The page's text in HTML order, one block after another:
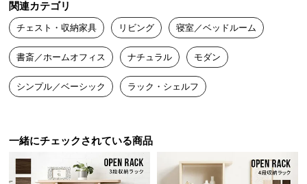
送
料
つ
い
て
型
品
関連カテゴリ
チェスト・収納家具 リビング 寝室／ベッドルーム
書斎／ホームオフィス ナチュラル モダン
シンプル／ベーシック ラック・シェルフ
一緒にチェックされている商品